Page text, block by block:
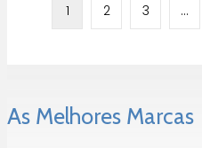
1 2 3 …
As Melhores Marcas